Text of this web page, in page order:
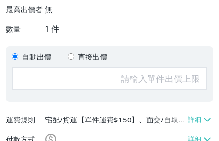
最高出價者 無
數量 1 件
自動出價 直接出價
運費規則
宅配/貨運【單件運費$150】、面交/自取/
付款方式